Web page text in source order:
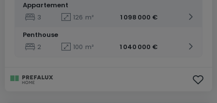
Appartement
3
126 m²
1 098 000 €
Penthouse
2
100 m² 1 040 000 €